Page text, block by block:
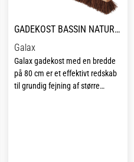
GADEKOST BASSIN NATURHÅR 80 CM
Galax
Galax gadekost med en bredde
på 80 cm er et effektivt redskab
til grundig fejning af større